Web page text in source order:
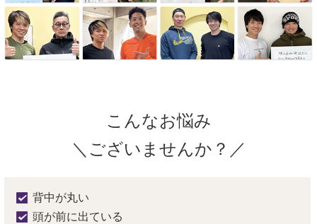
こんなお悩み
＼ございませんか？／
背中が丸い
頭が前に出ている